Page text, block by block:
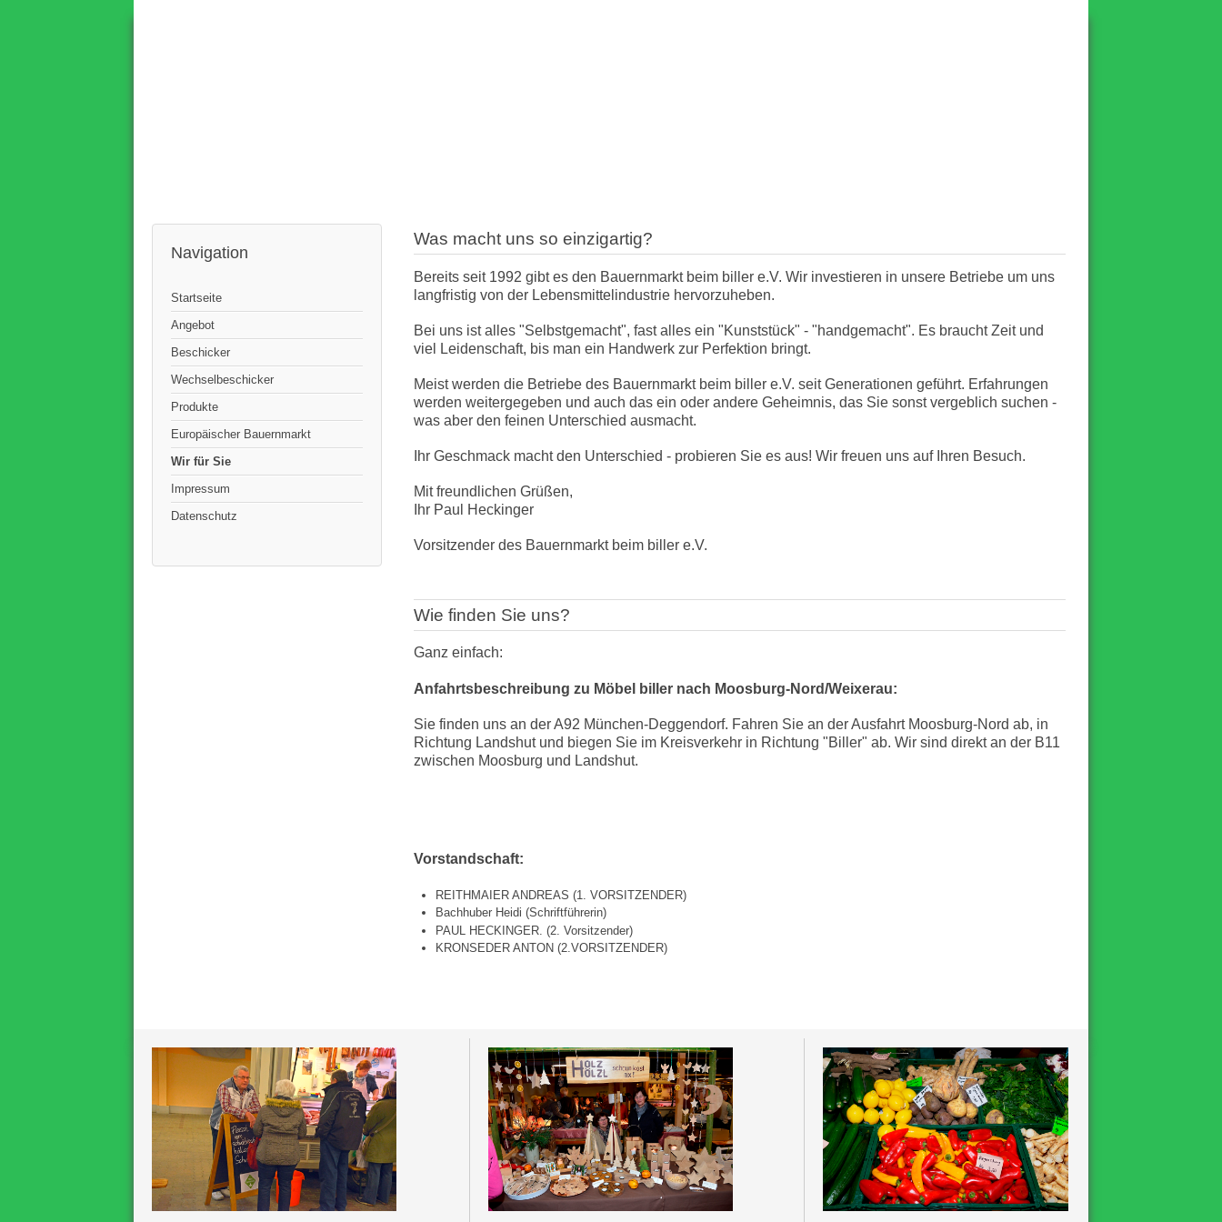
Navigation
Startseite
Angebot
Beschicker
Wechselbeschicker
Produkte
Europäischer Bauernmarkt
Wir für Sie
Impressum
Datenschutz
Was macht uns so einzigartig?
Bereits seit 1992 gibt es den Bauernmarkt beim biller e.V. Wir investieren in unsere Betriebe um uns
langfristig von der Lebensmittelindustrie hervorzuheben.
Bei uns ist alles "Selbstgemacht", fast alles ein "Kunststück" - "handgemacht". Es braucht Zeit und
viel Leidenschaft, bis man ein Handwerk zur Perfektion bringt.
Meist werden die Betriebe des Bauernmarkt beim biller e.V. seit Generationen geführt. Erfahrungen
werden weitergegeben und auch das ein oder andere Geheimnis, das Sie sonst vergeblich suchen -
was aber den feinen Unterschied ausmacht.
Ihr Geschmack macht den Unterschied - probieren Sie es aus! Wir freuen uns auf Ihren Besuch.
Mit freundlichen Grüßen,
Ihr Paul Heckinger
Vorsitzender des Bauernmarkt beim biller e.V.
Wie finden Sie uns?
Ganz einfach:
Anfahrtsbeschreibung zu Möbel biller nach Moosburg-Nord/Weixerau:
Sie finden uns an der A92 München-Deggendorf. Fahren Sie an der Ausfahrt Moosburg-Nord ab, in
Richtung Landshut und biegen Sie im Kreisverkehr in Richtung "Biller" ab. Wir sind direkt an der B11
zwischen Moosburg und Landshut.
Vorstandschaft:
REITHMAIER ANDREAS (1. VORSITZENDER)
Bachhuber Heidi (Schriftführerin)
PAUL HECKINGER. (2. Vorsitzender)
KRONSEDER ANTON (2.VORSITZENDER)